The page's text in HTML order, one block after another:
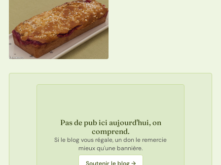
Pas de pub ici aujourd'hui, on
comprend.
Si le blog vous régale, un don le remercie
mieux qu'une bannière.